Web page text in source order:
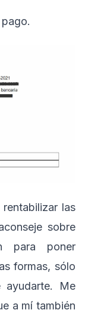
las
sobre
para poner
formas, sólo
ayudarte. Me
a mí también